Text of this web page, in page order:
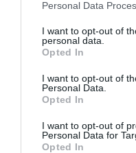
not limited to your visit or
grant or deny consent to
use your data for below
consent section.
Personal Data
I want to opt-out of
personal data.
Opted In
I want to opt-out of
Personal Data.
Opted In
I want to opt-out of
Personal Data for
Opted In
Γ.Βρεττάκος στο
Συνταγματική